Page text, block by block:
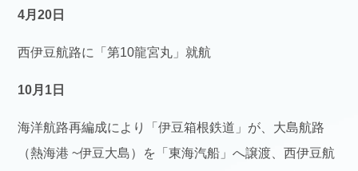
4月20日
西伊豆航路に「第10龍宮丸」就航
10月1日
海洋航路再編成により「伊豆箱根鉄道」が、大島航路
（熱海港 ~伊豆大島）を「東海汽船」へ譲渡、西伊豆航